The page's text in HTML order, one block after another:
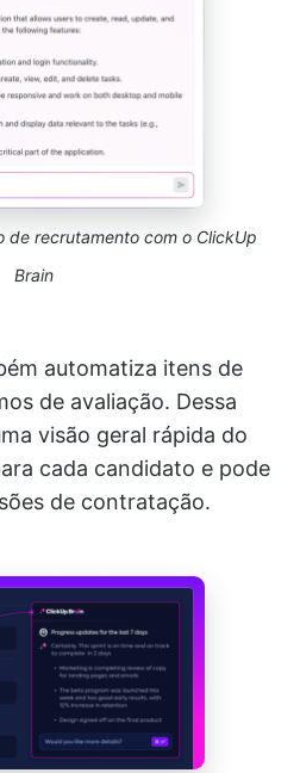
de recrutamento com o ClickUp
Brain
automatiza itens de
de avaliação. Dessa
visão geral rápida do
cada candidato e pode
de contratação.